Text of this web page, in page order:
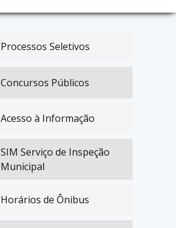
Processos Seletivos
Concursos Públicos
Acesso à Informação
SIM Serviço de Inspeção
Municipal
Horários de Ônibus